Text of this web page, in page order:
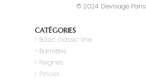
© 2024 Devisage Paris
CATÉGORIES
> Basic classic line
> Barrettes
> Peignes
> Pinces